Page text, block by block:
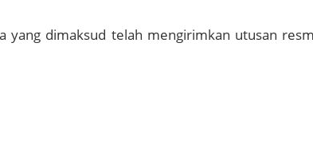
yang dimaksud telah mengirimkan utusan